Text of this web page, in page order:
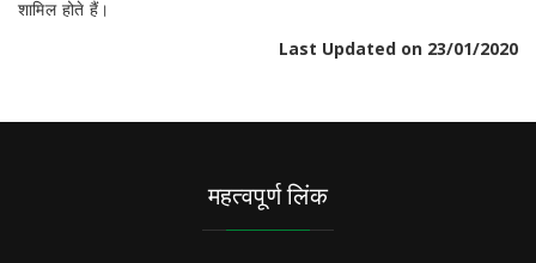
शामिल होते हैं।
Last Updated on 23/01/2020
महत्वपूर्ण लिंक